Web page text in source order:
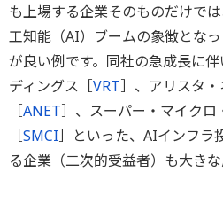
も上場する企業そのものだけで
工知能（AI）ブームの象徴とな
が良い例です。同社の急成長に
ディングス［VRT］、アリスタ
［ANET］、スーパー・マイクロ
［SMCI］といった、AIインフラ
る企業（二次的受益者）も大きな